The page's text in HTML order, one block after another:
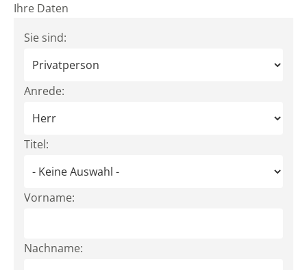
Ihre Daten
Sie sind:
Anrede:
Titel:
Vorname:
Nachname: